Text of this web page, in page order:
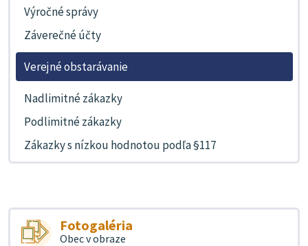
Výročné správy
Záverečné účty
Verejné obstarávanie
Nadlimitné zákazky
Podlimitné zákazky
Zákazky s nízkou hodnotou podľa §117
Fotogaléria
Obec v obraze